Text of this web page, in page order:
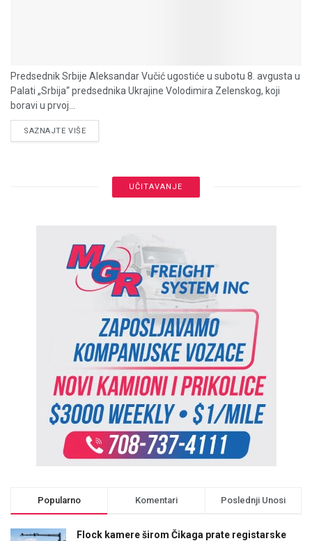
Predsednik Srbije Aleksandar Vučić ugostiće u subotu 8. avgusta u
Palati „Srbija“ predsednika Ukrajine Volodimira Zelenskog, koji
boravi u prvoj...
SAZNAJTE VIŠEDETAILS
UČITAVANJE
Popularno Komentari Poslednji Unosi
Flock kamere širom Čikaga prate registarske